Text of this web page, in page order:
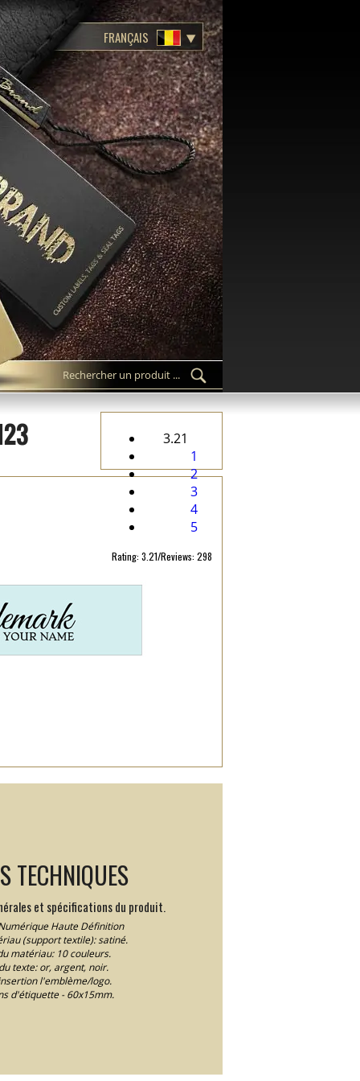
FRANÇAIS
3.21
1
2
3
4
5
Rating: 3.21/Reviews: 298
TECHNIQUES
et spécifications du produit.
Haute Définition
(support textile): satiné.
matériau: 10 couleurs.
texte: or, argent, noir.
l'emblème/logo.
d'étiquette - 60x15mm.